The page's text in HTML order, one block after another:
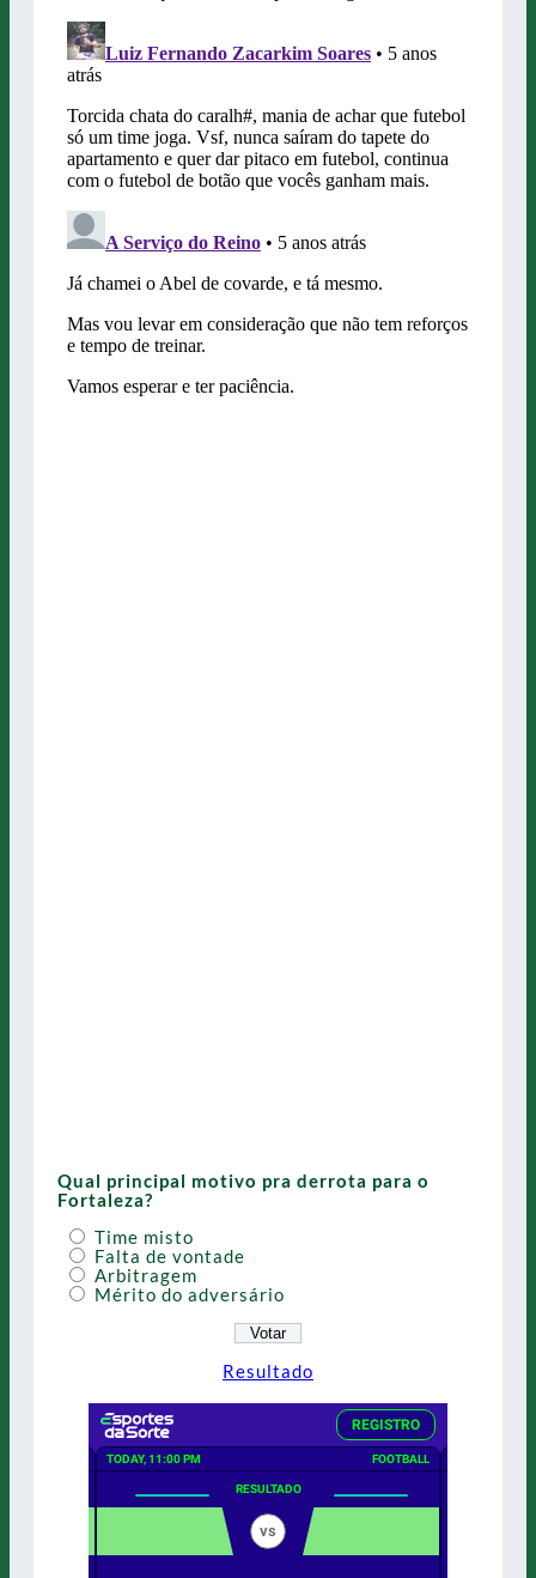
Qual principal motivo pra derrota para o
Fortaleza?
Time misto
Falta de vontade
Arbitragem
Mérito do adversário
Resultado